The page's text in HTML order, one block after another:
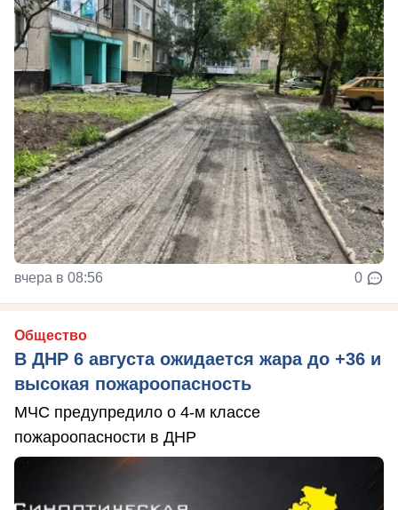
вчера в 08:56 0
Общество
В ДНР 6 августа ожидается жара до +36 и
высокая пожароопасность
МЧС предупредило о 4-м классе
пожароопасности в ДНР